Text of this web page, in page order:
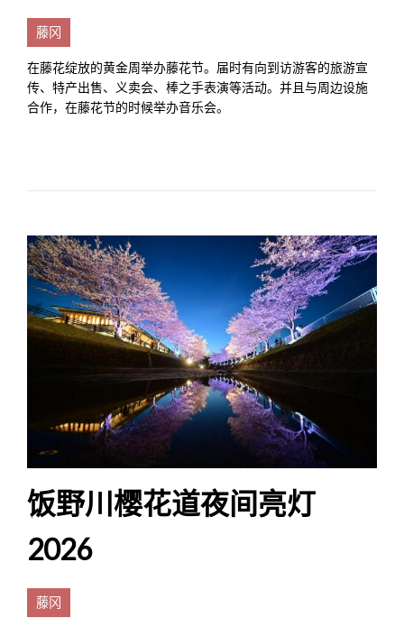
藤冈
在藤花绽放的黄金周举办藤花节。届时有向到访游客的旅游宣
传、特产出售、义卖会、棒之手表演等活动。并且与周边设施
合作，在藤花节的时候举办音乐会。
饭野川樱花道夜间亮灯
2026
藤冈